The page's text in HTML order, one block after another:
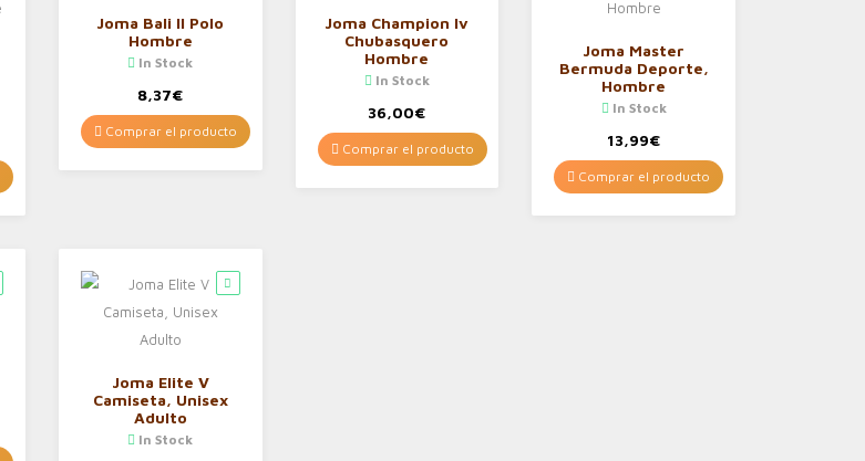
Joma Bali II Polo
Hombre
In Stock
8,37€
Comprar el producto
Joma Champion Iv
Chubasquero
Hombre
In Stock
36,00€
Comprar el producto
Joma Master
Bermuda Deporte,
Hombre
In Stock
13,99€
Comprar el producto
Joma Elite V
Camiseta, Unisex
Adulto
In Stock